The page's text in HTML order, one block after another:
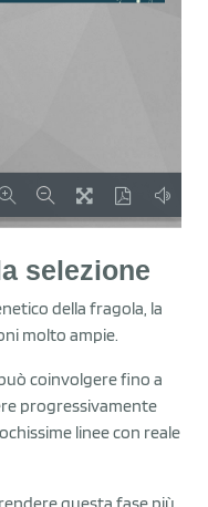
selezione
della fragola, la
molto ampie.
coinvolgere fino a
progressivamente
linee con reale
questa fase più